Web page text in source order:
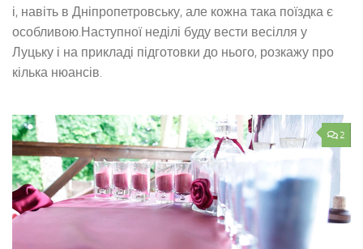
і, навіть в Дніпропетровську, але кожна така поїздка є
особливою.Наступної неділі буду вести весілля у
Луцьку і на прикладі підготовки до нього, розкажу про
кілька нюансів.
2